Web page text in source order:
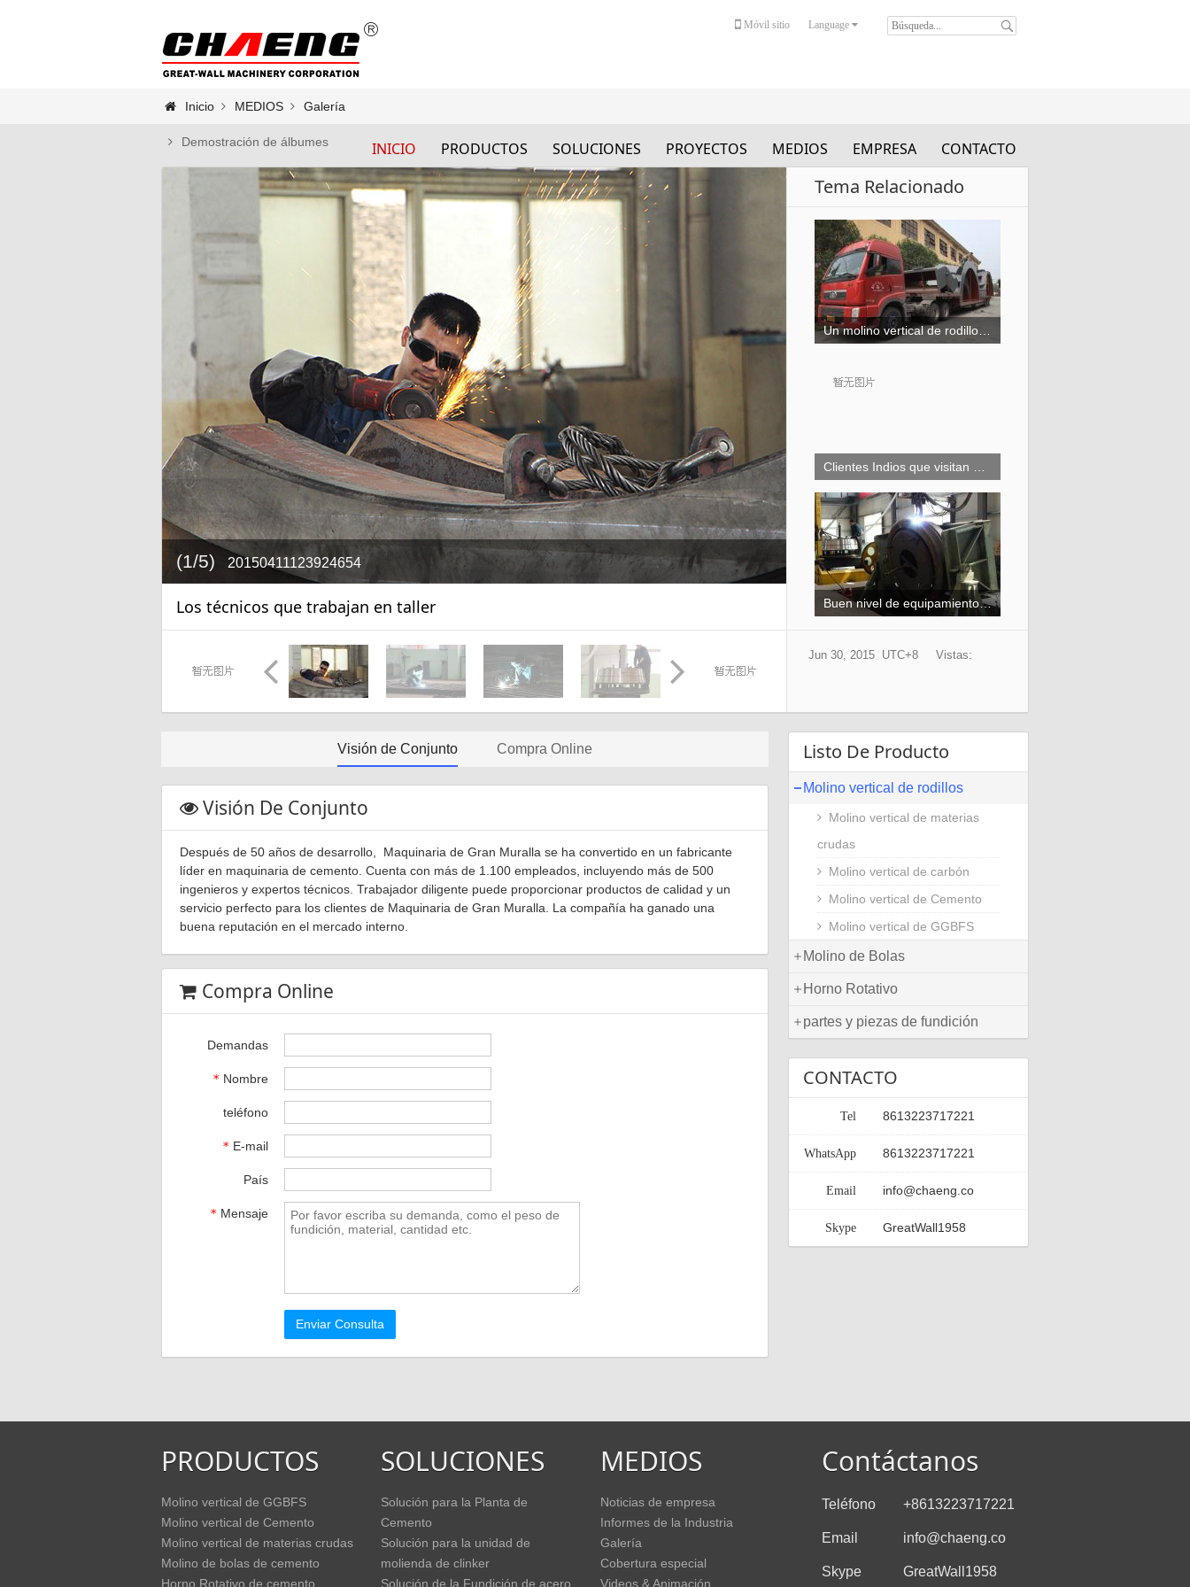
INICIO PRODUCTOS SOLUCIONES PROYECTOS MEDIOS EMPRESA CONTACTO
Móvil sitio Language
Inicio MEDIOS Galería
Demostración de álbumes
(1/5) 20150411123924654
Los técnicos que trabajan en taller
Tema Relacionado
Buen nivel de equipamiento del sitio de producción con instalaciones avanzadas
Jun 30, 2015 UTC+8 Vistas:
Visión de Conjunto Compra Online
Visión De Conjunto
Después de 50 años de desarrollo, Maquinaria de Gran Muralla se ha convertido en un fabricante
líder en maquinaria de cemento. Cuenta con más de 1.100 empleados, incluyendo más de 500
ingenieros y expertos técnicos. Trabajador diligente puede proporcionar productos de calidad y un
servicio perfecto para los clientes de Maquinaria de Gran Muralla. La compañía ha ganado una
buena reputación en el mercado interno.
Compra Online
Demandas
* Nombre
teléfono
* E-mail
País
* Mensaje
Listo De Producto
Molino vertical de rodillos
Molino vertical de materias
crudas
Molino vertical de carbón
Molino vertical de Cemento
Molino vertical de GGBFS
Molino de Bolas
Horno Rotativo
partes y piezas de fundición
CONTACTO
Tel 8613223717221
WhatsApp 8613223717221
Email info@chaeng.co
Skype GreatWall1958
PRODUCTOS
Molino vertical de GGBFS
Molino vertical de Cemento
Molino vertical de materias crudas
Molino de bolas de cemento
Horno Rotativo de cemento
SOLUCIONES
Solución para la Planta de
Cemento
Solución para la unidad de
molienda de clinker
Solución de la Fundición de acero
MEDIOS
Noticias de empresa
Informes de la Industria
Galería
Cobertura especial
Videos & Animación
Contáctanos
Teléfono +8613223717221
Email info@chaeng.co
Skype GreatWall1958